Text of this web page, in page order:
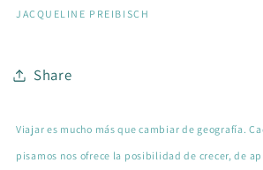
JACQUELINE PREIBISCH
Share
Viajar es mucho más que cambiar de geografía.
pisamos nos ofrece la posibilidad de crecer, de